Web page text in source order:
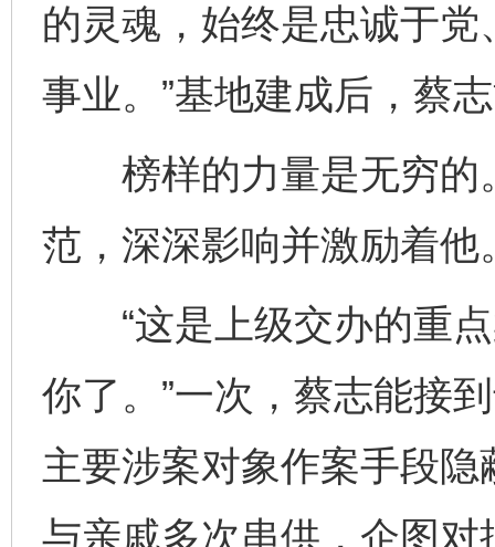
的灵魂，始终是忠诚于
事业。”基地建成后，蔡
榜样的力量是无穷的
范，深深影响并激励着他
“这是上级交办的重点
你了。”一次，蔡志能接
主要涉案对象作案手段隐
与亲戚多次串供，企图对